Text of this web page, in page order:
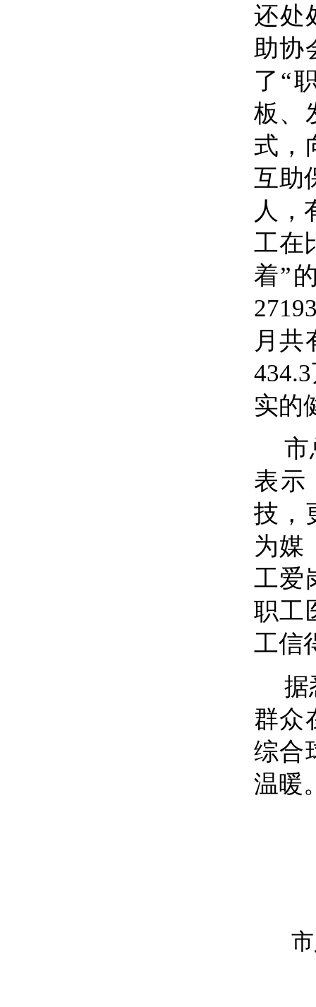
还处
助协
了“
板、
式，
互助
人，
工在
着”
月共
实的
市
表示
技，
为媒
工爱
职工
工信
据
群众
综合
温暖